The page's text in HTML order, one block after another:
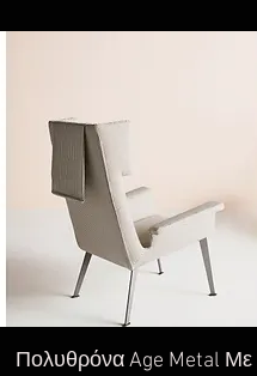
Γρήγορη προβολή
Πολυθρόνα Age Metal Με